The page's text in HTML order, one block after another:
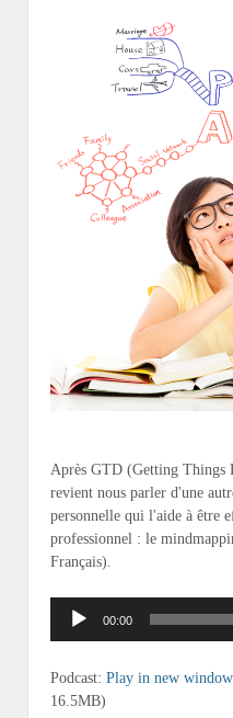
Après GTD (Getting Things
revient nous parler d'une
personnelle qui l'aide à être
professionnel : le
Français).
Lecteur
audio
00:00
Podcast: Play in new window
16.5MB)